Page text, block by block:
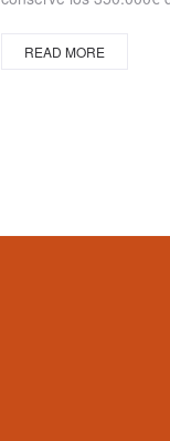
READ MORE